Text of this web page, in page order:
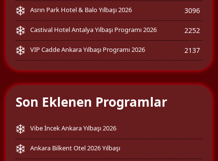
Asrın Park Hotel & Balo Yılbaşı 2026 3096
Castival Hotel Antalya Yılbaşı Programı 2026 2252
VIP Cadde Ankara Yılbaşı Programı 2026 2137
Son Eklenen Programlar
Vibe İncek Ankara Yılbaşı 2026
Ankara Bilkent Otel 2026 Yılbaşı